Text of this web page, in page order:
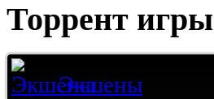
Торрент игры
Экшены